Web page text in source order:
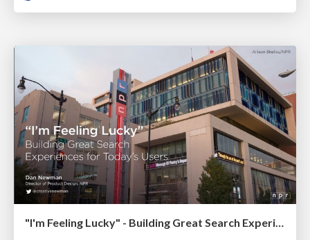
"I'm Feeling Lucky" - Building Great Search Experiences for Today's Users (#IAC19)